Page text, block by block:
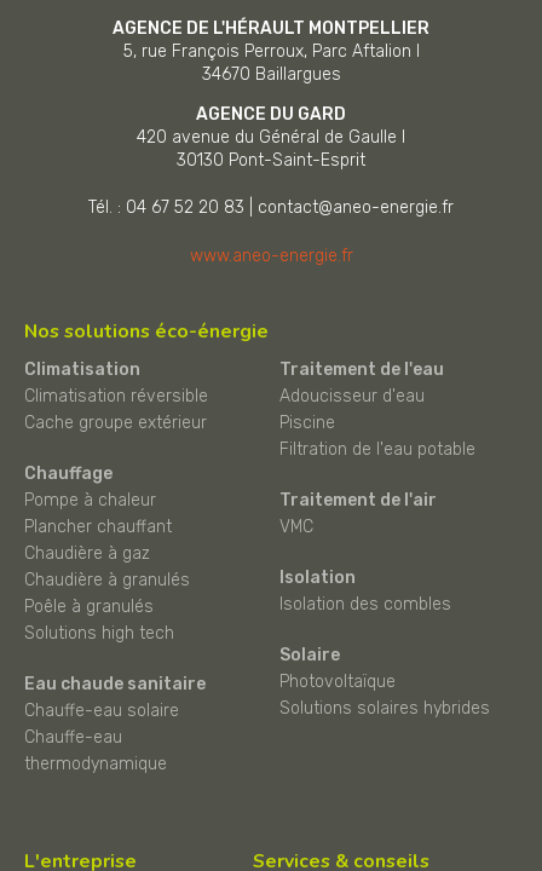
AGENCE DE L'HÉRAULT MONTPELLIER
5, rue François Perroux, Parc Aftalion I
34670 Baillargues
AGENCE DU GARD
420 avenue du Général de Gaulle I
30130 Pont-Saint-Esprit
Tél. : 04 67 52 20 83 contact@aneo-energie.fr
www.aneo-energie.fr
Nos solutions éco-énergie
Climatisation
Climatisation réversible
Cache groupe extérieur
Chauffage
Pompe à chaleur
Plancher chauffant
Chaudière à gaz
Chaudière à granulés
Poêle à granulés
Solutions high tech
Eau chaude sanitaire
Chauffe-eau solaire
Chauffe-eau
thermodynamique
Traitement de l'eau
Adoucisseur d'eau
Piscine
Filtration de l'eau potable
Traitement de l'air
VMC
Isolation
Isolation des combles
Solaire
Photovoltaïque
Solutions solaires hybrides
L'entreprise Services & conseils